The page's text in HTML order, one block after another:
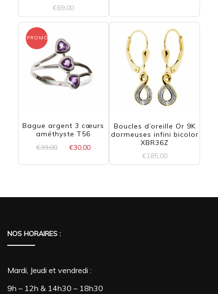
€69,00
PROMO !
Bague argent 3 cœurs
améthyste T56
€39,00
Le
initial
€30,00
actuel
Boucles d’oreille Or 9K
dormeuses infini bicolor
XBR36Z
€185,00
NOS HORAIRES :
Mardi, Jeudi et vendredi :
9h – 12h & 14h30 – 18h30